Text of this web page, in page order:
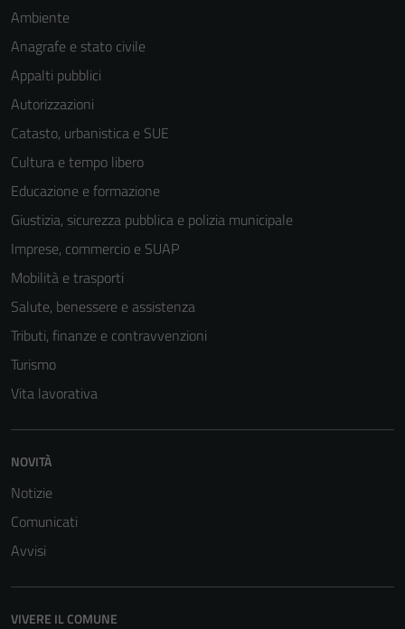
Ambiente
Anagrafe e stato civile
Appalti pubblici
Autorizzazioni
Catasto, urbanistica e SUE
Cultura e tempo libero
Educazione e formazione
Giustizia, sicurezza pubblica e polizia municipale
Imprese, commercio e SUAP
Mobilità e trasporti
Salute, benessere e assistenza
Tributi, finanze e contravvenzioni
Turismo
Vita lavorativa
NOVITÀ
Notizie
Comunicati
Avvisi
VIVERE IL COMUNE